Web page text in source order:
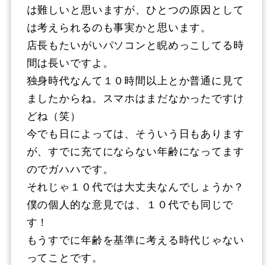
は難しいと思いますが、ひとつの原因として
は考えられるのも事実かと思います。
店長もたいがいパソコンと睨めっこしてる時
間は長いですよ。
独身時代なんて１０時間以上とか普通に見て
ましたからね。スマホはまだなかったですけ
どね（笑）
今でも日によっては、そういう日もあります
が、すでに充てにならない年齢になってます
のでガハハです。
それじゃ１０代では大丈夫なんでしょうか？
僕の個人的な意見では、１０代でも同じで
す！
もうすでに年齢を基準に考える時代じゃない
ってことです。